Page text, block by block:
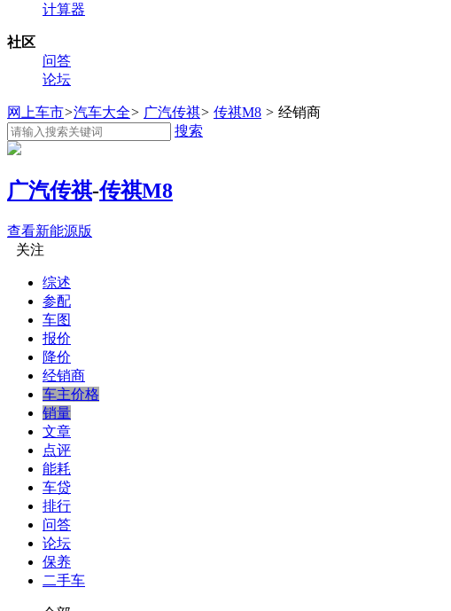
计算器
社区
问答
论坛
网上车市>汽车大全> 广汽传祺> 传祺M8 > 经销商
搜索
广汽传祺-传祺M8
查看新能源版
关注
综述
参配
车图
报价
降价
经销商
车主价格
销量
文章
点评
能耗
车贷
排行
问答
论坛
保养
二手车